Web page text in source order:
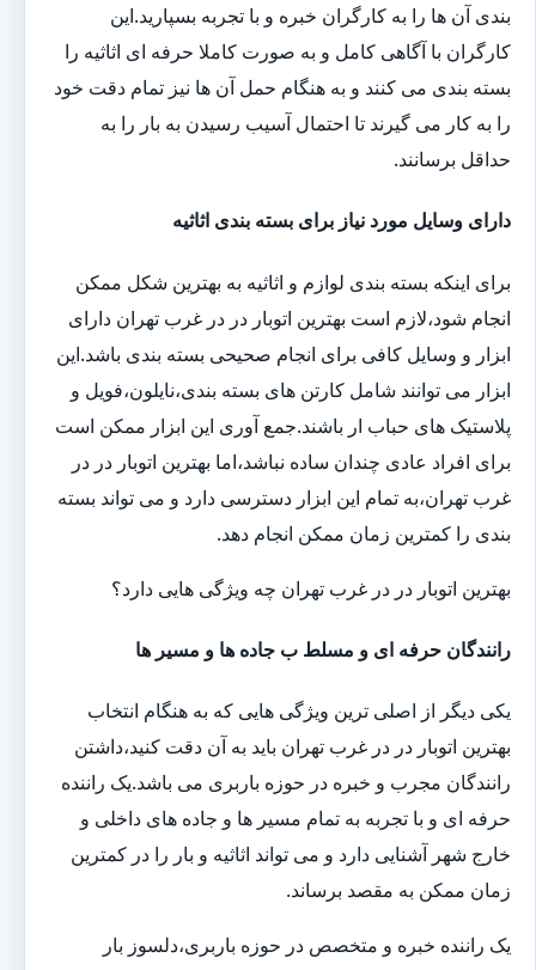
بندی آن ها را به کارگران خبره و با تجربه بسپارید.این
کارگران با آگاهی کامل و به صورت کاملا حرفه ای اثاثیه را
بسته بندی می کنند و به هنگام حمل آن ها نیز تمام دقت خود
را به کار می گیرند تا احتمال آسیب رسیدن به بار را به
حداقل برسانند.
دارای وسایل مورد نیاز برای بسته بندی اثاثیه
برای اینکه بسته بندی لوازم و اثاثیه به بهترین شکل ممکن
انجام شود،لازم است بهترین اتوبار در در غرب تهران دارای
ابزار و وسایل کافی برای انجام صحیحی بسته بندی باشد.این
ابزار می توانند شامل کارتن های بسته بندی،نایلون،فویل و
پلاستیک های حباب ار باشند.جمع آوری این ابزار ممکن است
برای افراد عادی چندان ساده نباشد،اما بهترین اتوبار در در
غرب تهران،به تمام این ابزار دسترسی دارد و می تواند بسته
بندی را کمترین زمان ممکن انجام دهد.
بهترین اتوبار در در غرب تهران چه ویژگی هایی دارد؟
رانندگان حرفه ای و مسلط ب جاده ها و مسیر ها
یکی دیگر از اصلی ترین ویژگی هایی که به هنگام انتخاب
بهترین اتوبار در در غرب تهران باید به آن دقت کنید،داشتن
رانندگان مجرب و خبره در حوزه باربری می باشد.یک راننده
حرفه ای و با تجربه به تمام مسیر ها و جاده های داخلی و
خارج شهر آشنایی دارد و می تواند اثاثیه و بار را در کمترین
زمان ممکن به مقصد برساند.
یک راننده خبره و متخصص در حوزه باربری،دلسوز بار